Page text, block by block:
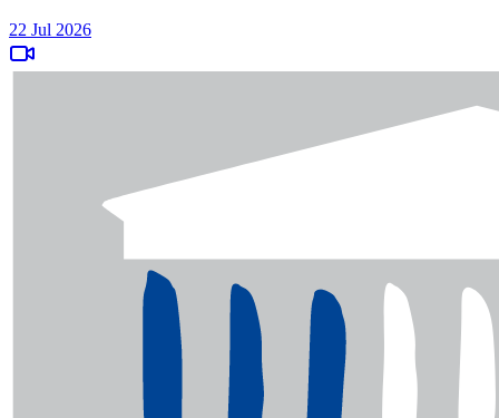
22 Jul 2026